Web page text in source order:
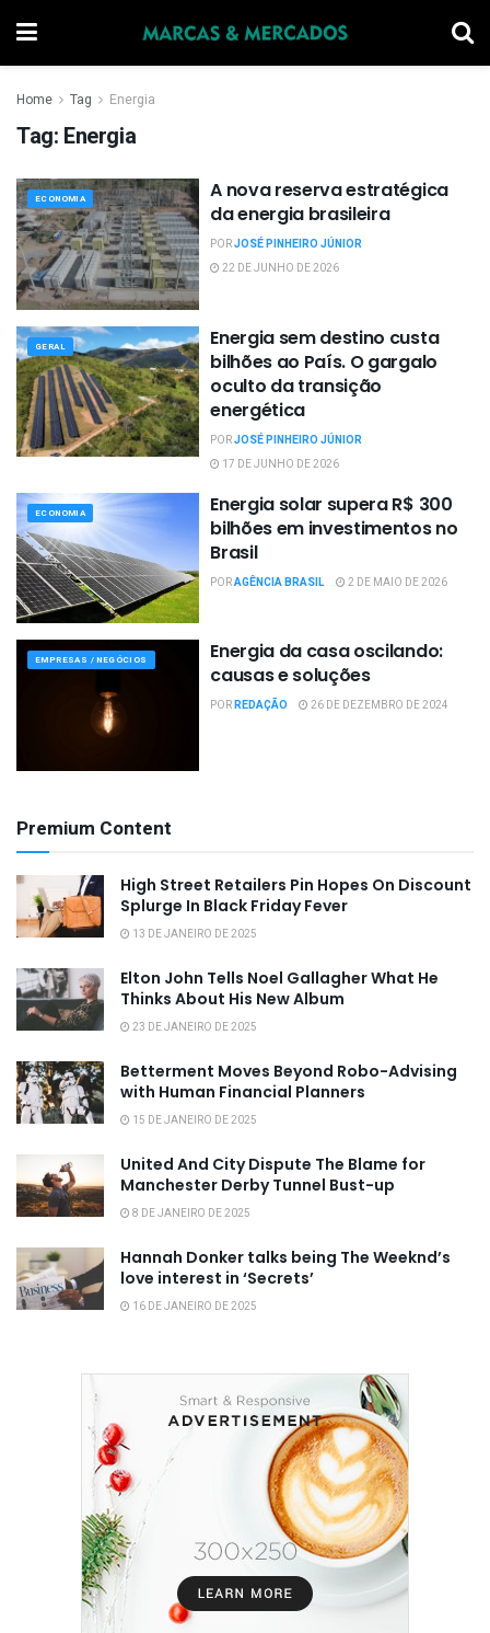
Home Tag Energia
Tag: Energia
ECONOMIA
A nova reserva estratégica
da energia brasileira
PORJOSÉ PINHEIRO JÚNIOR
22 DE JUNHO DE 2026
GERAL
Energia sem destino custa
bilhões ao País. O gargalo
oculto da transição
energética
PORJOSÉ PINHEIRO JÚNIOR
17 DE JUNHO DE 2026
ECONOMIA
Energia solar supera R$ 300
bilhões em investimentos no
Brasil
PORAGÊNCIA BRASIL 2 DE MAIO DE 2026
EMPRESAS / NEGÓCIOS
Energia da casa oscilando:
causas e soluções
PORREDAÇÃO 26 DE DEZEMBRO DE 2024
Premium Content
High Street Retailers Pin Hopes On Discount
Splurge In Black Friday Fever
13 DE JANEIRO DE 2025
Elton John Tells Noel Gallagher What He
Thinks About His New Album
23 DE JANEIRO DE 2025
Betterment Moves Beyond Robo-Advising
with Human Financial Planners
15 DE JANEIRO DE 2025
United And City Dispute The Blame for
Manchester Derby Tunnel Bust-up
8 DE JANEIRO DE 2025
Hannah Donker talks being The Weeknd’s
love interest in ‘Secrets’
16 DE JANEIRO DE 2025